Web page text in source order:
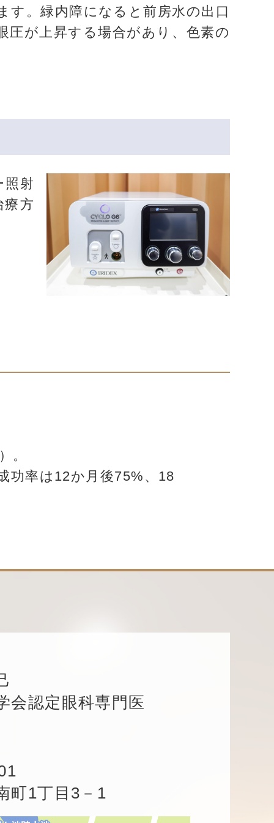
す。緑内障になると前房水の出口
圧が上昇する場合があり、色素の
照射
療方
。
功率は12か月後75%、18
会認定眼科専門医
町1丁目3－1